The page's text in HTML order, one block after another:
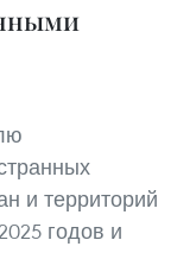
и территорий
годов и